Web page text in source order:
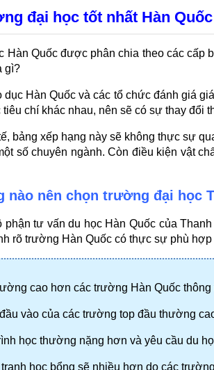
đại học tốt nhất Hàn
Hàn Quốc được phân chia theo các
gì?
dục Hàn Quốc và các tổ chức đánh giá
tiêu chí khác nhau, nên sẽ có sự thay
bảng xếp hạng này sẽ không thực sự
số chuyên ngành. Còn điều kiện vật
nào nên chọn trường đại học
phận tư vấn du học Hàn Quốc của
rõ trường Hàn Quốc có thực sự phù
cao hơn các trường Hàn Quốc
vào của các trường top đầu thường
học thường nặng hơn và yêu cầu du
học bổng sẽ nhiều hơn do các